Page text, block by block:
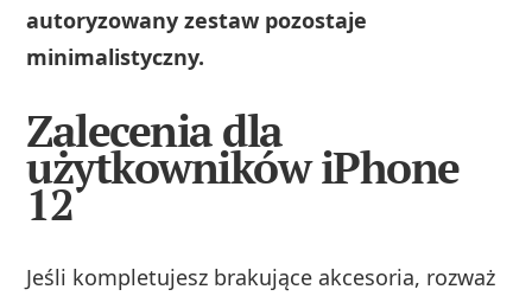
autoryzowany zestaw pozostaje
minimalistyczny.
Zalecenia dla
użytkowników iPhone
12
Jeśli kompletujesz brakujące akcesoria, rozważ